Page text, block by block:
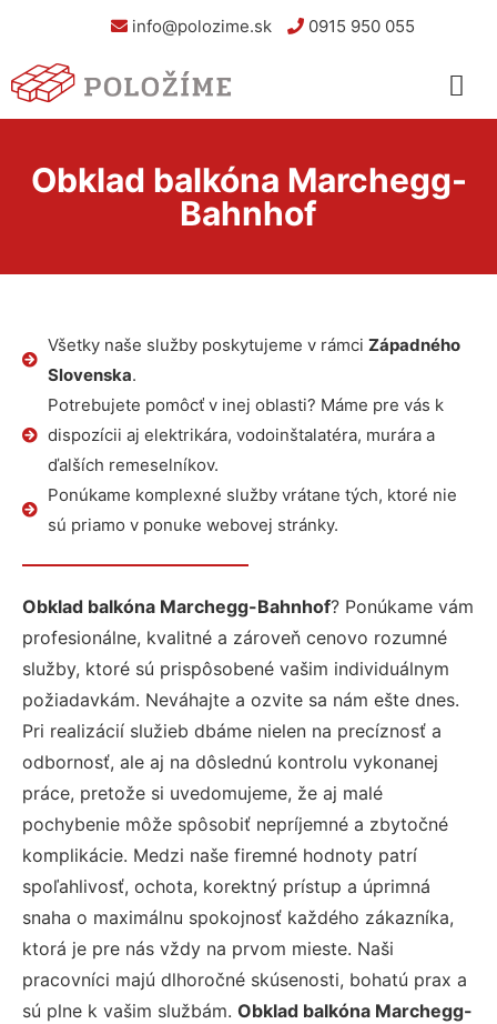
info@polozime.sk 0915 950 055
Obklad balkóna Marchegg-
Bahnhof
Všetky naše služby poskytujeme v rámci Západného
Slovenska.
Potrebujete pomôcť v inej oblasti? Máme pre vás k
dispozícii aj elektrikára, vodoinštalatéra, murára a
ďalších remeselníkov.
Ponúkame komplexné služby vrátane tých, ktoré nie
sú priamo v ponuke webovej stránky.
Obklad balkóna Marchegg-Bahnhof? Ponúkame vám
profesionálne, kvalitné a zároveň cenovo rozumné
služby, ktoré sú prispôsobené vašim individuálnym
požiadavkám. Neváhajte a ozvite sa nám ešte dnes.
Pri realizácií služieb dbáme nielen na precíznosť a
odbornosť, ale aj na dôslednú kontrolu vykonanej
práce, pretože si uvedomujeme, že aj malé
pochybenie môže spôsobiť nepríjemné a zbytočné
komplikácie. Medzi naše firemné hodnoty patrí
spoľahlivosť, ochota, korektný prístup a úprimná
snaha o maximálnu spokojnosť každého zákazníka,
ktorá je pre nás vždy na prvom mieste. Naši
pracovníci majú dlhoročné skúsenosti, bohatú prax a
sú plne k vašim službám. Obklad balkóna Marchegg-